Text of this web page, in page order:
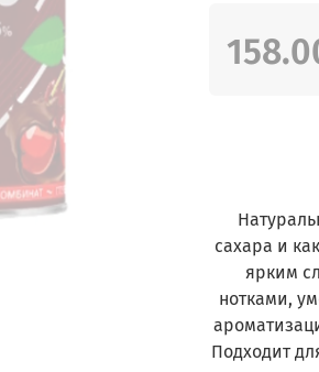
сахара и
ярким
нотками,
Подходит